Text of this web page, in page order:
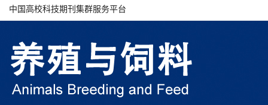
中国高校科技期刊集群服务平台